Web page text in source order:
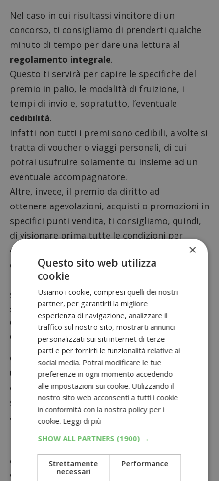
Nel caso in cui risultassi vincitore di un
concorso, ti consigliamo di prenderti qualche
minuto di tempo per dare una lettura al
regolamento integrale.
Questo ti servirà per capire le specifiche del
premio in palio, le modalità di fruizione, i
tempi di invio e, sopratutto, l’eventuale
cedibilità.
Infatti non tutti i premi sono cedibili, a volte si
tratta di voucher o viaggi personali, di cui
potrai usufruire solamente tu insieme ad un
eventuale accompagnatore.
Altre, invece, il premio da diritto ad
ottenere agevolazioni, acquisti o promozioni in
specifici punti vendita, ti consigliamo, quindi,
di visionare prima tutte le condizioni per
essere preventivamente informato ed evitare
delusioni.
Importantissimo, anche, controllare i tempi di
spedizione del premio: i termini di legge sono
sempre180 giornidalla data di assegnazione.
Consigli per la partecipazione ai
concorsi a premio
Ora che abbiamo visto
cosa fare se hai vinto
un premio, vogliamo concludere questa guida
dandoti alcuni consigli sulla partecipazione e
su alcune piccole accortezze a cui prestare
attenzione.
Prima di prendere parte ad una
manifestazione, leggi con cura il regolamento
e le condizioni, per evitare che la tua giocata
venga invalidata e tu perda il diritto alla
×
Questo sito web utilizza
cookie
Usiamo i cookie, compresi quelli dei nostri
partner, per garantirti la migliore
esperienza di navigazione, analizzare il
traffico sul nostro sito, mostrarti annunci
personalizzati sui siti internet di terze
parti e per fornirti le funzionalità relative ai
social media. Potrai modificare le tue
preferenze in ogni momento accedendo
alle impostazioni sui cookie. Utilizzando il
nostro sito web acconsenti a tutti i cookie
in conformità con la nostra policy per i
cookie. Leggi di più
SHOW ALL PARTNERS (1900) →
Strettamente
necessari
Performance